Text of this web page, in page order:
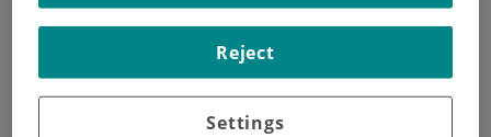
FARMACIA HOSPITALARIA PARA GESTION DE LA
FARMACOTERAPIA // PHARMACIST SPECIALIST IN
HOSPITAL PHARMACY FOR PHARMACOTHERAPY
MANAGEMENT.
Settings
Reject